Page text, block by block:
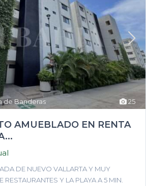
25
de Banderas
AMUEBLADO EN RENTA
DE NUEVO VALLARTA Y MUY
RESTAURANTES Y LA PLAYA A 5 MIN.